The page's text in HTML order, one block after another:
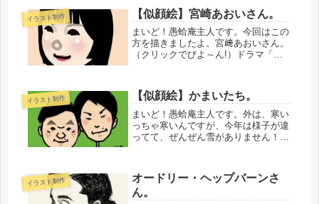
んなところで泣き言を言ってる場合じ
ゃないんで、しばらくアタマひねって
あ...
イラスト制作 【似顔絵】宮崎あおいさん。
まいど！愚蛤庵主人です。今回はこの
方を描きましたよ。宮﨑あおいさん。
（クリックでびよ～ん!）ドラマ「豊
しぶりに彼女を見たような気がしてい
ます。・・・・・・・・・・精進を重
ね...
イラスト制作 【似顔絵】かまいたち。
まいど！愚蛤庵主人です。外は、寒い
っちゃ寒いんですが、今年は様子が違
ってて、ぜんぜん雪がありません！ホ
デフォルトになるんじゃないの？とさ
え思います。雪かきをせんでええとい
う...
イラスト制作
オードリー・ヘップバーンさ
ん。